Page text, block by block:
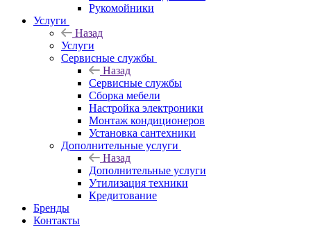
Рукомойники
Услуги
Назад
Услуги
Сервисные службы
Назад
Сервисные службы
Сборка мебели
Настройка электроники
Монтаж кондиционеров
Установка сантехники
Дополнительные услуги
Назад
Дополнительные услуги
Утилизация техники
Кредитование
Бренды
Контакты